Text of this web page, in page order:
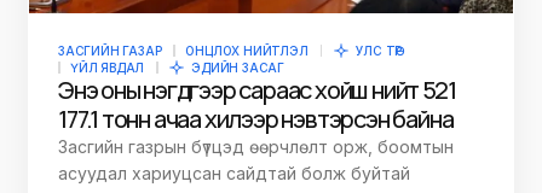
ЗАСГИЙН ГАЗАР ОНЦЛОХ НИЙТЛЭЛ
УЛС ТӨР
ҮЙЛ ЯВДАЛ
ЭДИЙН ЗАСАГ
Энэ оны нэгдүгээр сараас хойш нийт 521
177.1 тонн ачаа хилээр нэвтэрсэн байна
Засгийн газрын бүтцэд өөрчлөлт орж, боомтын
асуудал хариуцсан сайдтай болж буйтай